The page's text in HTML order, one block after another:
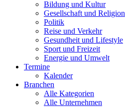
Bildung und Kultur
Gesellschaft und Religion
Politik
Reise und Verkehr
Gesundheit und Lifestyle
Sport und Freizeit
Energie und Umwelt
Termine
Kalender
Branchen
Alle Kategorien
Alle Unternehmen